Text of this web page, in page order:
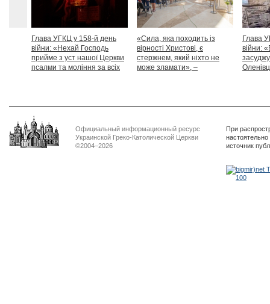
Глава УГКЦ у 158-й день
війни: «Нехай Господь
прийме з уст нашої Церкви
псалми та моління за всіх
«Сила, яка походить із
вірності Христові, є
стержнем, який ніхто не
може зламати», –
Глава
війни:
Официальный информационный ресурс
Украинской Греко-Католической Церкви
©2004–2026
При
источник